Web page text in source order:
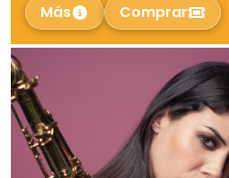
Más
Comprar